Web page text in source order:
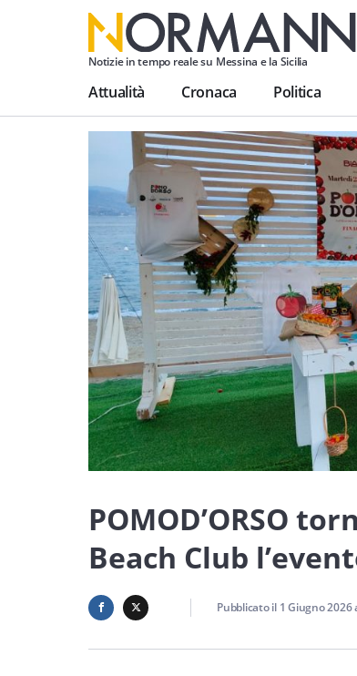
Notizie in tempo reale su Messina e la Sicilia
Attualità Cronaca Politica
POMOD’ORSO
Beach Club
Pubblicato il 1 Giugno 2026